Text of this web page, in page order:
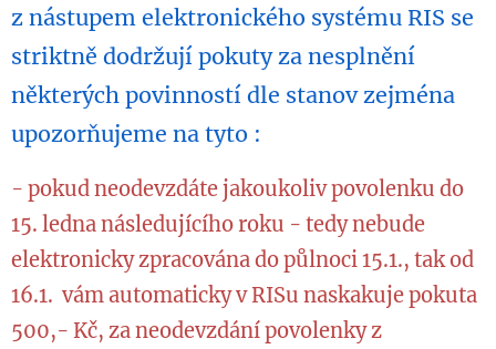
z nástupem elektronického systému RIS se
striktně dodržují pokuty za nesplnění
některých povinností dle stanov zejména
upozorňujeme na tyto :
- pokud neodevzdáte jakoukoliv povolenku do
15. ledna následujícího roku - tedy nebude
elektronicky zpracována do půlnoci 15.1., tak od
16.1. vám automaticky v RISu naskakuje pokuta
500,- Kč, za neodevzdání povolenky z